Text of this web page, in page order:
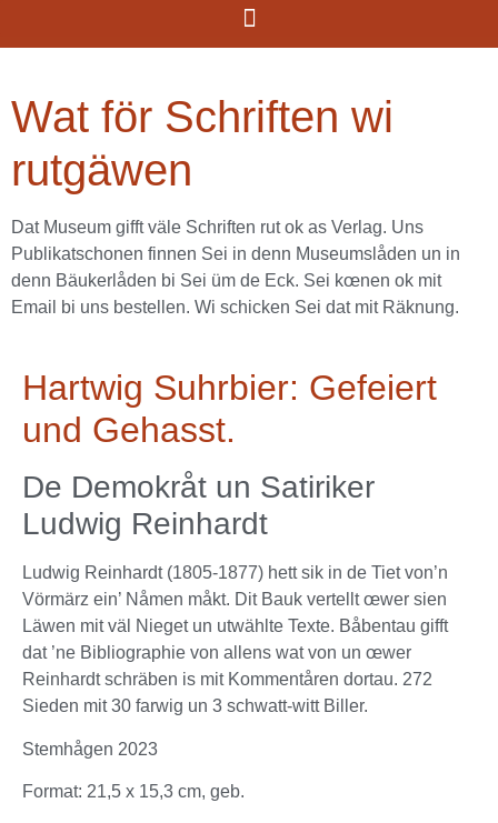
Wat för Schriften wi
rutgäwen
Dat Museum gifft väle Schriften rut ok as Verlag. Uns
Publikatschonen finnen Sei in denn Museumslåden un in
denn Bäukerlåden bi Sei üm de Eck. Sei kœnen ok mit
Email bi uns bestellen. Wi schicken Sei dat mit Räknung.
Hartwig Suhrbier: Gefeiert
und Gehasst.
De Demokråt un Satiriker
Ludwig Reinhardt
Ludwig Reinhardt (1805-1877) hett sik in de Tiet von’n
Vörmärz ein’ Nåmen måkt. Dit Bauk vertellt œwer sien
Läwen mit väl Nieget un utwählte Texte. Båbentau gifft
dat ’ne Bibliographie von allens wat von un œwer
Reinhardt schräben is mit Kommentåren dortau. 272
Sieden mit 30 farwig un 3 schwatt-witt Biller.
Stemhågen 2023
Format: 21,5 x 15,3 cm, geb.